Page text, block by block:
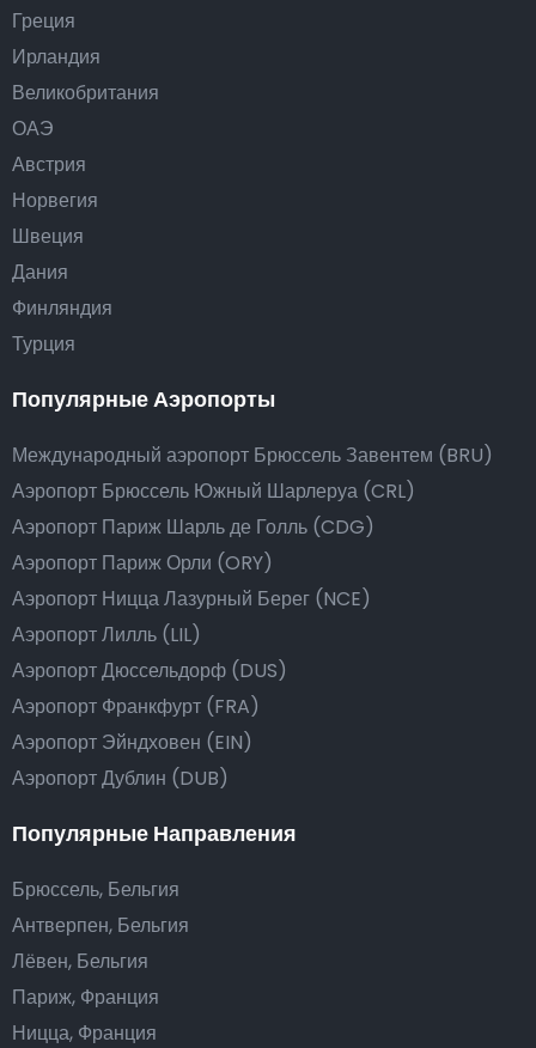
Греция
Ирландия
Великобритания
ОАЭ
Австрия
Норвегия
Швеция
Дания
Финляндия
Турция
Популярные Аэропорты
Международный аэропорт Брюссель Завентем (BRU)
Аэропорт Брюссель Южный Шарлеруа (CRL)
Аэропорт Париж Шарль де Голль (CDG)
Аэропорт Париж Орли (ORY)
Аэропорт Ницца Лазурный Берег (NCE)
Аэропорт Лилль (LIL)
Аэропорт Дюссельдорф (DUS)
Аэропорт Франкфурт (FRA)
Аэропорт Эйндховен (EIN)
Аэропорт Дублин (DUB)
Популярные Направления
Брюссель, Бельгия
Антверпен, Бельгия
Лёвен, Бельгия
Париж, Франция
Ницца, Франция